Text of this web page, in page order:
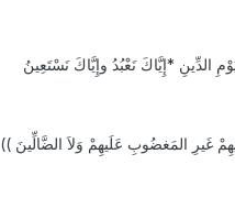
الدِّينِ *إِيَّاكَ نَعْبُدُ وإِيَّاكَ نَسْتَعِينُ
غَيرِ المَغضُوبِ عَلَيهِمْ وَلاَ الضَّالِّينَ ))